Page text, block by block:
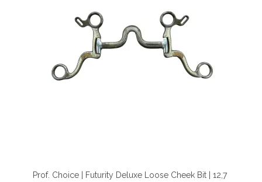
Prof. Choice | Futurity Deluxe Loose Cheek Bit | 12,7